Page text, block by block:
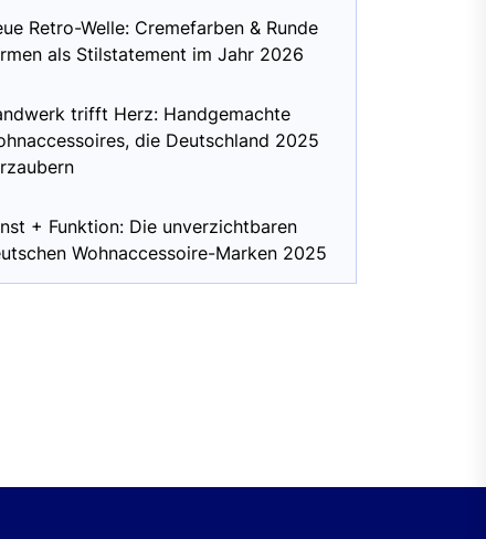
Retro-Welle: Cremefarben & Runde
als Stilstatement im Jahr 2026
trifft Herz: Handgemachte
die Deutschland 2025
+ Funktion: Die unverzichtbaren
Wohnaccessoire-Marken 2025